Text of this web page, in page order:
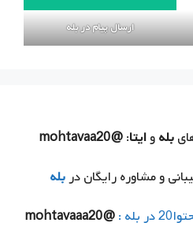
ارسال پیام در بله
بلهوایتا:
@mohtavaa20
و مشاوره رایگان دربله
بله :
@mohtavaaa20